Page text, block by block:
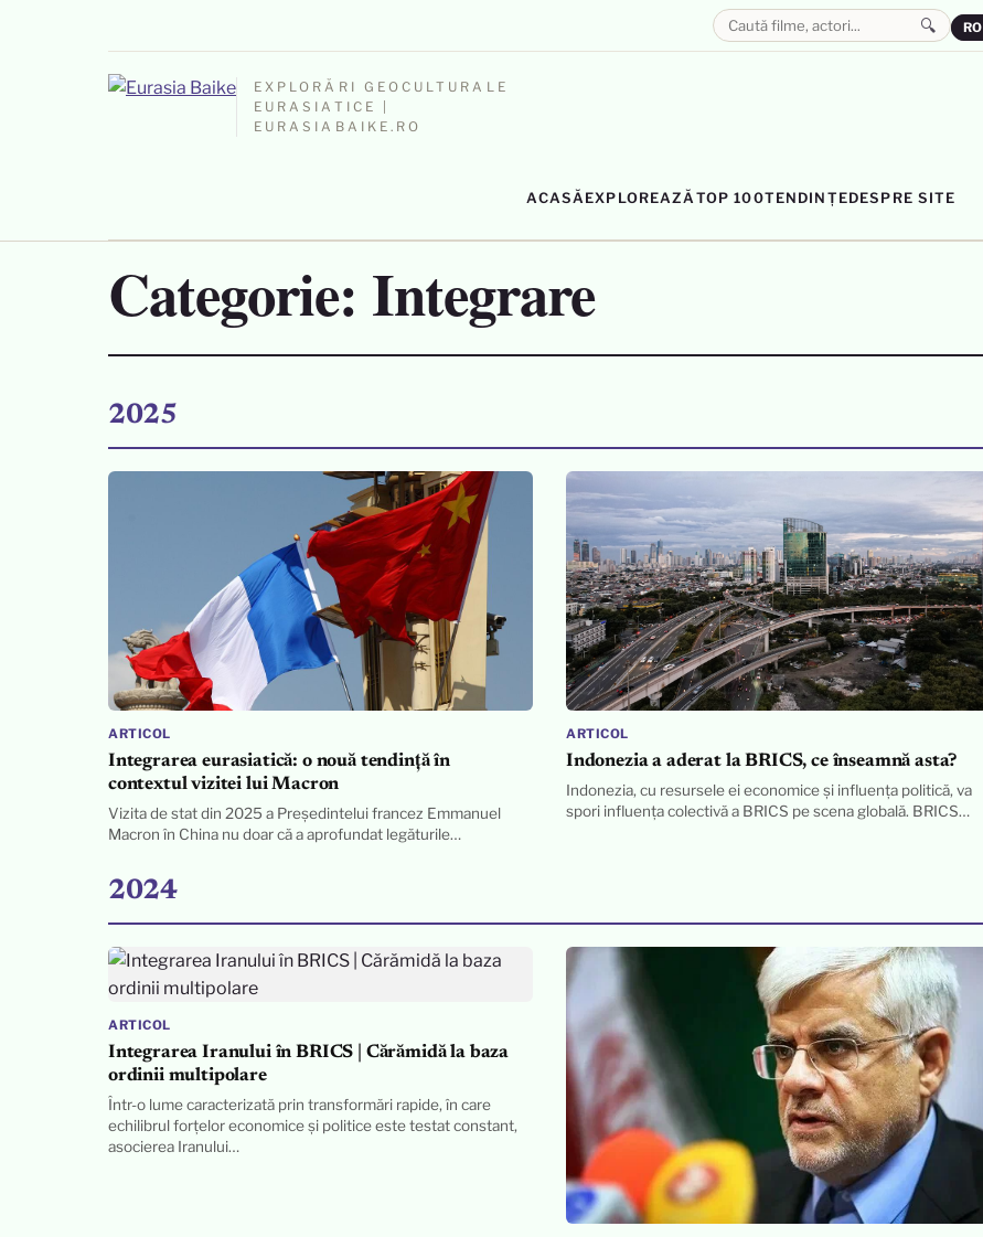
EXPLORĂRI GEOCULTURALE
EURASIATICE |
EURASIABAIKE.RO
ACASĂ EXPLOREAZĂ TOP 100TENDINȚEDESPRE SITE
🔍 RO
Categorie: Integrare
2025
ARTICOL
Integrarea eurasiatică: o nouă tendință în
contextul vizitei lui Macron
Vizita de stat din 2025 a Președintelui francez Emmanuel
Macron în China nu doar că a aprofundat legăturile…
ARTICOL
Indonezia a aderat la BRICS, ce înseamnă asta?
Indonezia, cu resursele ei economice și influența politică, va
spori influența colectivă a BRICS pe scena globală. BRICS…
2024
ARTICOL
Integrarea Iranului în BRICS | Cărămidă la baza
ordinii multipolare
Într-o lume caracterizată prin transformări rapide, în care
echilibrul forțelor economice și politice este testat constant,
asocierea Iranului…